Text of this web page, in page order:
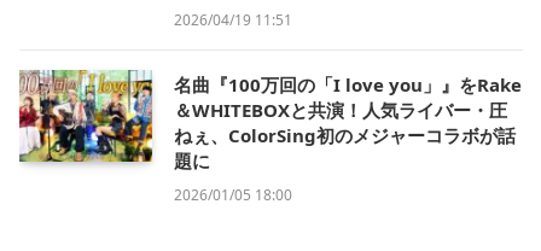
2026/04/19 11:51
名曲『100万回の「I love you」』をRake
＆WHITEBOXと共演！人気ライバー・圧
ねぇ、ColorSing初のメジャーコラボが話
題に
2026/01/05 18:00